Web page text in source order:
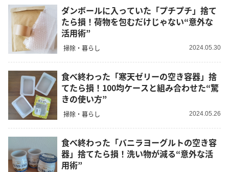
ダンボールに入っていた「プチプチ」捨て
たら損！荷物を包むだけじゃない“意外な
活用術”
掃除・暮らし 2024.05.30
食べ終わった「寒天ゼリーの空き容器」捨
てたら損！100均ケースと組み合わせた“驚
きの使い方”
掃除・暮らし 2024.05.26
食べ終わった「バニラヨーグルトの空き容
器」捨てたら損！洗い物が減る“意外な活
用術”